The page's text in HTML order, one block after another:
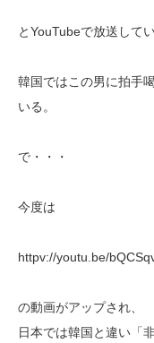
とYouTubeで放送して
韓国ではこの男に拍手
いる。
で・・・
今度は
httpv://youtu.be/
の動画がアップされ、
日本では韓国と違い「